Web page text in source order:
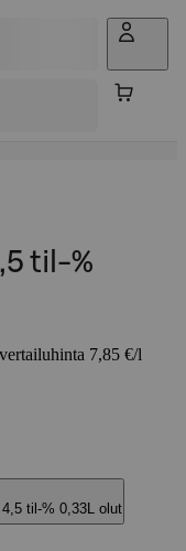
til-%
vertailuhinta 7,85 €/l
til-% 0,33L olut